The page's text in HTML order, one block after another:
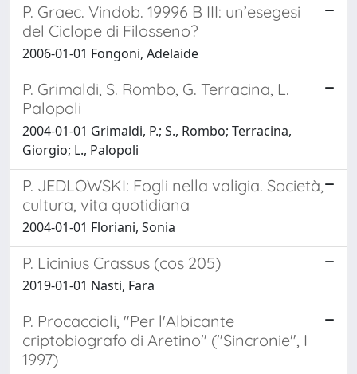
P. Graec. Vindob. 19996 B III: un’esegesi
del Ciclope di Filosseno?
2006-01-01 Fongoni, Adelaide
P. Grimaldi, S. Rombo, G. Terracina, L.
Palopoli
2004-01-01 Grimaldi, P.; S., Rombo; Terracina,
Giorgio; L., Palopoli
P. JEDLOWSKI: Fogli nella valigia. Società,
cultura, vita quotidiana
2004-01-01 Floriani, Sonia
P. Licinius Crassus (cos 205)
2019-01-01 Nasti, Fara
P. Procaccioli, "Per l'Albicante
criptobiografo di Aretino" ("Sincronie", I
1997)